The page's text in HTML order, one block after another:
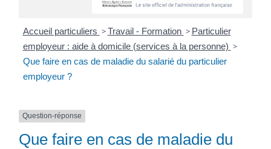
Accueil particuliers > Travail - Formation > Particulier
employeur : aide à domicile (services à la personne) >
Que faire en cas de maladie du salarié du particulier
employeur ?
Question-réponse
Que faire en cas de maladie du